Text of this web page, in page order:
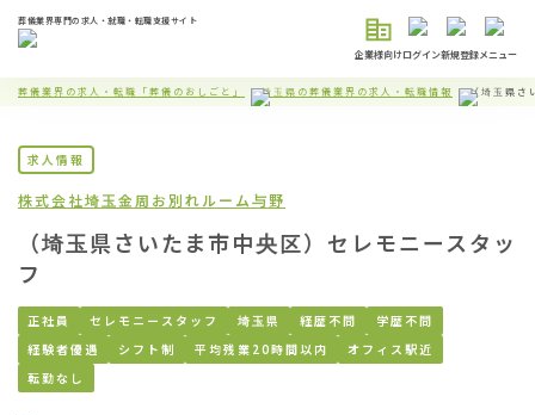
葬儀業界専門の求人・就職・転職支援サイト
企業様向けログイン新規登録メニュー
葬儀業界の求人・転職「葬儀のおしごと」 埼玉県の葬儀業界の求人・転職情報 （埼玉県さ
求人情報
株式会社埼玉金周 お別れルーム与野
（埼玉県さいたま市中央区）セレモニースタッ
フ
正社員 セレモニースタッフ 埼玉県 経歴不問
学歴不問
経験者優遇
シフト制 平均残業20時間以内
オフィス駅近
転勤なし